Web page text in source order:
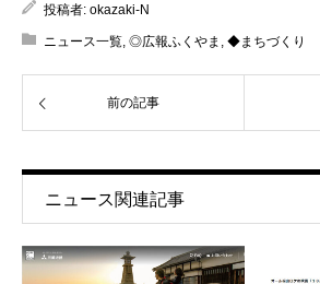
投稿者: okazaki-N
ニュース一覧 ◎広報ふくやま ◆まちづくり
前の記事
ニュース関連記事